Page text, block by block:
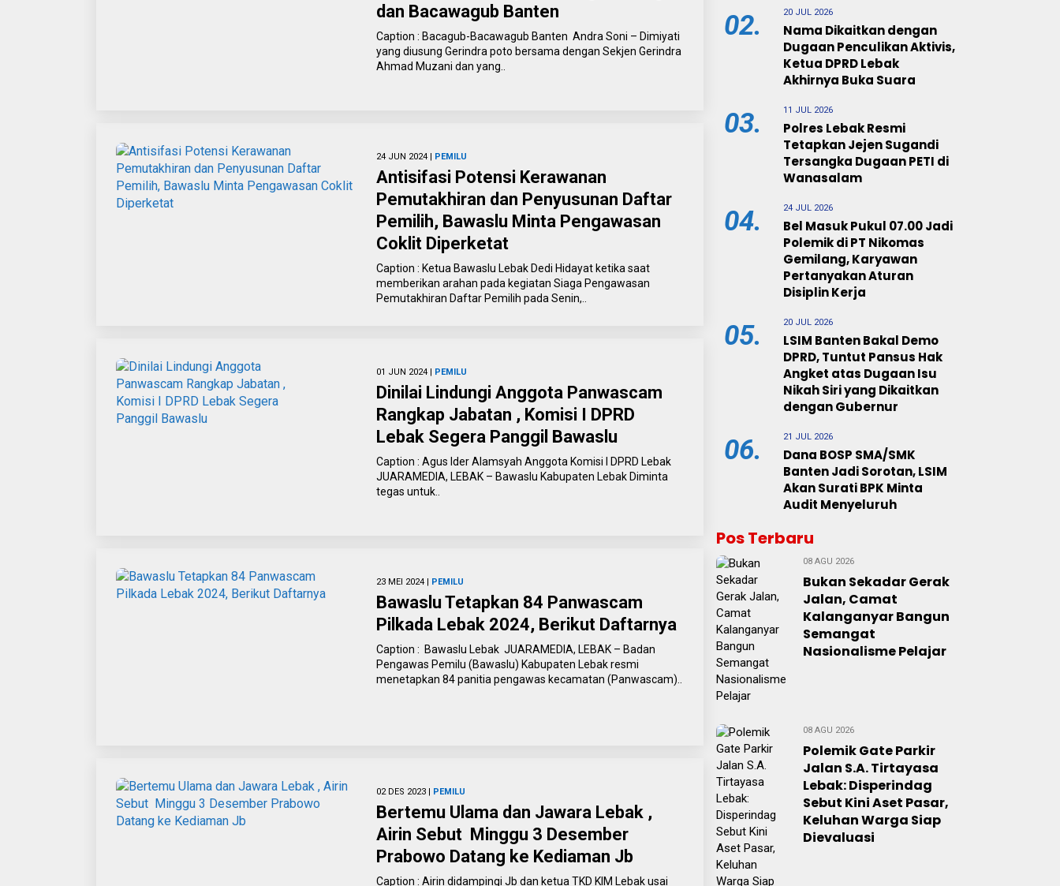
dan Bacawagub Banten
Caption : Bacagub-Bacawagub Banten Andra Soni – Dimiyati
yang diusung Gerindra poto bersama dengan Sekjen Gerindra
Ahmad Muzani dan yang..
24 JUN 2024 | PEMILU
Antisifasi Potensi Kerawanan
Pemutakhiran dan Penyusunan Daftar
Pemilih, Bawaslu Minta Pengawasan
Coklit Diperketat
Caption : Ketua Bawaslu Lebak Dedi Hidayat ketika saat
memberikan arahan pada kegiatan Siaga Pengawasan
Pemutakhiran Daftar Pemilih pada Senin,..
01 JUN 2024 | PEMILU
Dinilai Lindungi Anggota Panwascam
Rangkap Jabatan , Komisi I DPRD
Lebak Segera Panggil Bawaslu
Caption : Agus Ider Alamsyah Anggota Komisi I DPRD Lebak
JUARAMEDIA, LEBAK – Bawaslu Kabupaten Lebak Diminta
tegas untuk..
23 MEI 2024 | PEMILU
Bawaslu Tetapkan 84 Panwascam
Pilkada Lebak 2024, Berikut Daftarnya
Caption : Bawaslu Lebak JUARAMEDIA, LEBAK – Badan
Pengawas Pemilu (Bawaslu) Kabupaten Lebak resmi
menetapkan 84 panitia pengawas kecamatan (Panwascam)..
02 DES 2023 | PEMILU
Bertemu Ulama dan Jawara Lebak ,
Airin Sebut Minggu 3 Desember
Prabowo Datang ke Kediaman Jb
Caption : Airin didampingi Jb dan ketua TKD KIM Lebak usai
02. 20 JUL 2026
Nama Dikaitkan dengan
Dugaan Penculikan Aktivis,
Ketua DPRD Lebak
Akhirnya Buka Suara
03. 11 JUL 2026
Polres Lebak Resmi
Tetapkan Jejen Sugandi
Tersangka Dugaan PETI di
Wanasalam
04. 24 JUL 2026
Bel Masuk Pukul 07.00 Jadi
Polemik di PT Nikomas
Gemilang, Karyawan
Pertanyakan Aturan
Disiplin Kerja
05. 20 JUL 2026
LSIM Banten Bakal Demo
DPRD, Tuntut Pansus Hak
Angket atas Dugaan Isu
Nikah Siri yang Dikaitkan
dengan Gubernur
06. 21 JUL 2026
Dana BOSP SMA/SMK
Banten Jadi Sorotan, LSIM
Akan Surati BPK Minta
Audit Menyeluruh
Pos Terbaru
08 AGU 2026
Bukan Sekadar Gerak
Jalan, Camat
Kalanganyar Bangun
Semangat
Nasionalisme Pelajar
08 AGU 2026
Polemik Gate Parkir
Jalan S.A. Tirtayasa
Lebak: Disperindag
Sebut Kini Aset Pasar,
Keluhan Warga Siap
Dievaluasi